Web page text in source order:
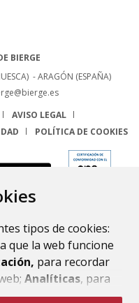
tipos de cookies:
que la web funcione
para recordar
Analíticas, para
web y sus servicios.
BIERGE
- ARAGÓN (ESPAÑA)
AVISO LEGAL
POLÍTICA DE COOKIES